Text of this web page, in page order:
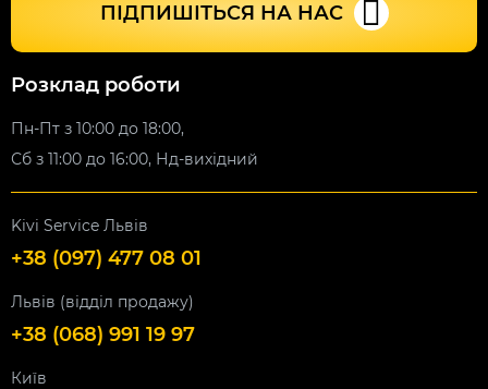
ПІДПИШІТЬСЯ НА НАС
Розклад роботи
Пн-Пт з 10:00 до 18:00,
Сб з 11:00 до 16:00, Нд-вихідний
Kivi Service Львів
+38 (097) 477 08 01
Львів (відділ продажу)
+38 (068) 991 19 97
Київ